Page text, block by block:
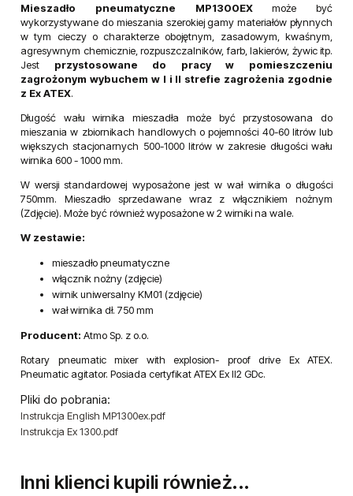
Mieszadło pneumatyczne MP1300EXmoże być
wykorzystywane do mieszania szerokiej gamy materiałów płynnych
w tym cieczy o charakterze obojętnym, zasadowym, kwaśnym,
agresywnym chemicznie, rozpuszczalników, farb, lakierów, żywic itp.
Jest przystosowane do pracy w pomieszczeniu
zagrożonym wybuchem w I i II strefie zagrożenia zgodnie
z Ex ATEX.
Długość wału wirnika mieszadła może być przystosowana do
mieszania w zbiornikach handlowych o pojemności 40-60 litrów lub
większych stacjonarnych 500-1000 litrów w zakresie długości wału
wirnika 600 - 1000 mm.
W wersji standardowej wyposażone jest w wał wirnika o długości
750mm. Mieszadło sprzedawane wraz z włącznikiem nożnym
(Zdjęcie). Może być również wyposażone w 2 wirniki na wale.
W zestawie:
mieszadło pneumatyczne
włącznik nożny (zdjęcie)
wirnik uniwersalny KM01 (zdjęcie)
wał wirnika dł. 750 mm
Producent: Atmo Sp. z o.o.
Rotary pneumatic mixer with explosion- proof drive Ex ATEX.
Pneumatic agitator. Posiada certyfikat ATEX Ex II2 GDc.
Pliki do pobrania:
Instrukcja English MP1300ex.pdf
Instrukcja Ex 1300.pdf
Inni klienci kupili również...